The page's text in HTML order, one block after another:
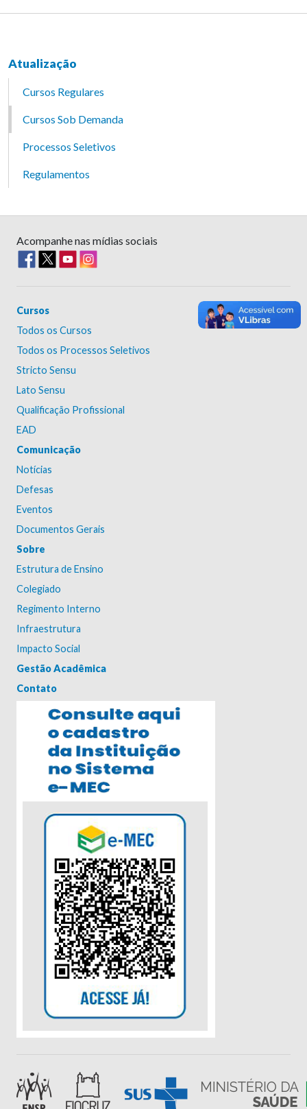
Atualização
Cursos Regulares
Cursos Sob Demanda
Processos Seletivos
Regulamentos
Acompanhe nas mídias sociais
Cursos
Todos os Cursos
Todos os Processos Seletivos
Stricto Sensu
Lato Sensu
Qualificação Profissional
EAD
Comunicação
Notícias
Defesas
Eventos
Documentos Gerais
Sobre
Estrutura de Ensino
Colegiado
Regimento Interno
Infraestrutura
Impacto Social
Gestão Acadêmica
Contato